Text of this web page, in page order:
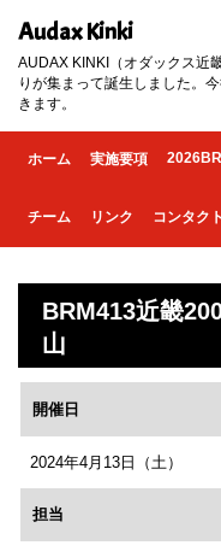
Audax Kinki
AUDAX KINKI（オダックス近
りが集まって誕生しました。
きます。
ホーム 実施要項
チーム リンク コンタクト
BRM413近畿
山
開催日
2024年4月13日（土）
担当